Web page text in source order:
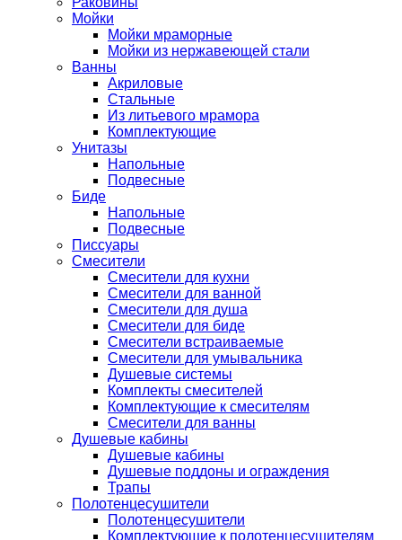
Мойки
Мойки мраморные
Мойки из нержавеющей стали
Ванны
Акриловые
Стальные
Из литьевого мрамора
Комплектующие
Унитазы
Напольные
Подвесные
Биде
Напольные
Подвесные
Писсуары
Смесители
Смесители для кухни
Смесители для ванной
Смесители для душа
Смесители для биде
Смесители встраиваемые
Смесители для умывальника
Душевые системы
Комплекты смесителей
Комплектующие к смесителям
Смесители для ванны
Душевые кабины
Душевые кабины
Душевые поддоны и ограждения
Трапы
Полотенцесушители
Полотенцесушители
Комплектующие к полотенцесушителям